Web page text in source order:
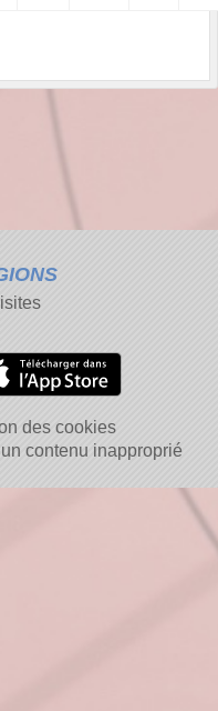
des cookies
contenu inapproprié